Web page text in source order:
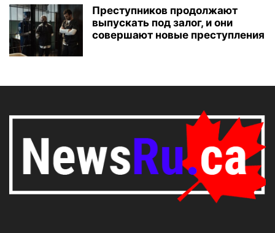
Преступников продолжают
выпускать под залог, и они
совершают новые преступления